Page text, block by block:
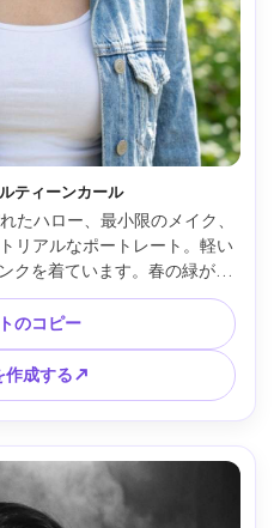
ティーンカール
たハロー、最小限のメイク、
リアルなポートレート。軽い
クを着ています。春の緑が広
ンシェード照明。ソニー
フレーミング、アイレベル。
リアルなそばかすと肌の質
焦点 --ar 4:5
のコピー
作成する↗